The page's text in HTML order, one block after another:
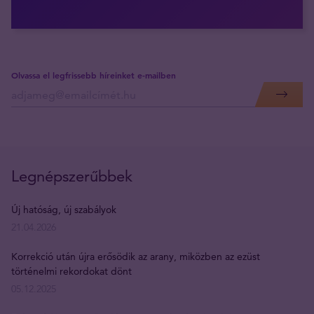
Olvassa el legfrissebb híreinket e-mailben
Legnépszerűbbek
Új hatóság, új szabályok
Korrekció után újra erősödik az arany, miközben az ezüst
történelmi rekordokat dönt